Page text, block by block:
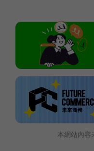
本網站內容